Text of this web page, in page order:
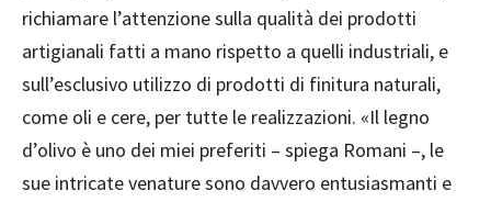
richiamare l’attenzione sulla qualità dei prodotti
artigianali fatti a mano rispetto a quelli industriali, e
sull’esclusivo utilizzo di prodotti di finitura naturali,
come oli e cere, per tutte le realizzazioni. «Il legno
d’olivo è uno dei miei preferiti – spiega Romani –, le
sue intricate venature sono davvero entusiasmanti e